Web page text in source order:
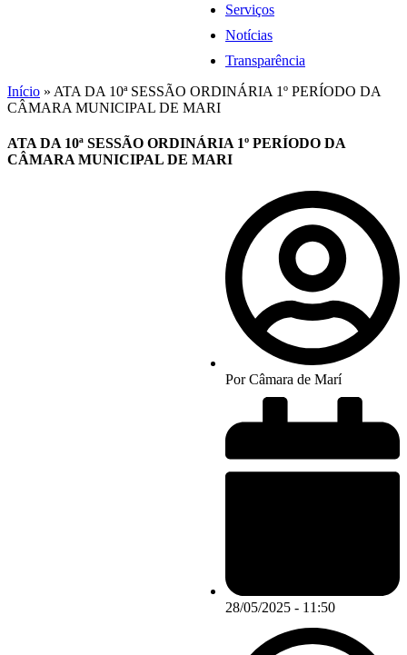
Serviços
Notícias
Transparência
Início » ATA DA 10ª SESSÃO ORDINÁRIA 1º PERÍODO DA
CÂMARA MUNICIPAL DE MARI
ATA DA 10ª SESSÃO ORDINÁRIA 1º PERÍODO DA
CÂMARA MUNICIPAL DE MARI
PorCâmara de Marí
28/05/2025 - 11:50